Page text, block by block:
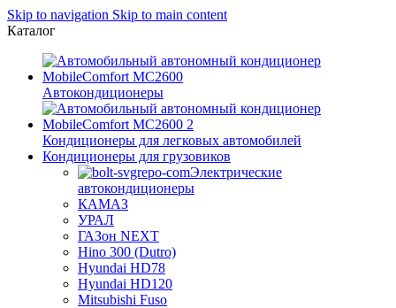
Skip to navigation Skip to main content
Каталог
Автокондиционеры
Кондиционеры для легковых автомобилей
Кондиционеры для грузовиков
Электрические
автокондиционеры
КАМАЗ
УРАЛ
ГАЗон NEXT
Hino 300 (Dutro)
Hyundai HD78
Hyundai HD120
Mitsubishi Fuso